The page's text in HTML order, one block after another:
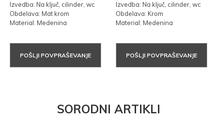
Izvedba: Na ključ, cilinder, wc
Obdelava: Mat krom
Material: Medenina
POŠLJI POVPRAŠEVANJE
Izvedba: Na ključ, cilinder, wc
Obdelava: Krom
Material: Medenina
POŠLJI POVPRAŠEVANJE
SORODNI ARTIKLI